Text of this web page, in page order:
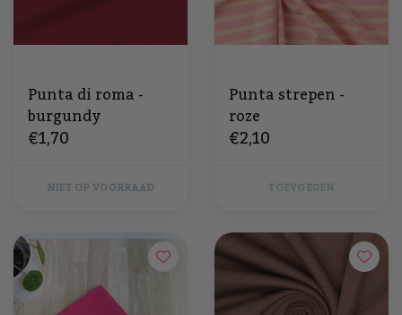
Punta di roma -
burgundy
€1,70
NIET OP VOORRAAD
Punta strepen -
roze
€2,10
TOEVOEGEN